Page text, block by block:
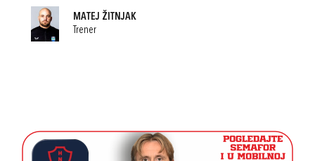
MATEJ ŽITNJAK
Trener